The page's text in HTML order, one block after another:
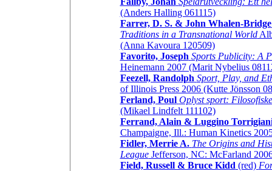
(Anders Halling 061115)
Farrer, D. S. & John Whalen-Bridge
Traditions in a Transnational World
(Anna Kavoura 120509)
Favorito, Joseph Sports Publicity: A
Heinemann 2007 (Marit Nybelius
Feezell, Randolph Sport, Play, and
of Illinois Press 2006 (Kutte Jönsson
Ferland, Poul Oplyst sport:
(Mikael Lindfelt 111102)
Ferrand, Alain & Luggino
Champaigne, Ill.: Human Kinetics
Fidler, Merrie A. The Origins and
LeagueJefferson, NC: McFarland
Field, Russell & Bruce Kidd (red)